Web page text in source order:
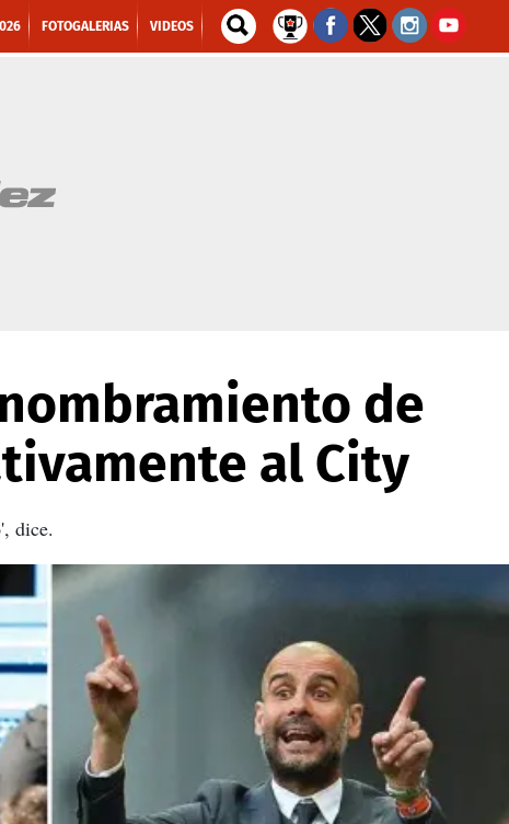
FOTOGALERIAS VIDEOS
de
al City
dice.